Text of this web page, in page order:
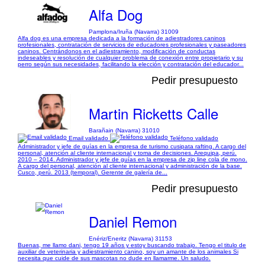
Alfa Dog
Pamplona/Iruña (Navarra) 31009
Alfa dog es una empresa dedicada a la formación de adiestradores caninos
profesionales, contratación de servicios de educadores profesionales y paseadores
caninos. Centrándonos en el adiestramiento, modificación de conductas
indeseables y resolución de cualquier problema de conexión entre propietario y su
perro según sus necesidades, facilitando la elección y contratación del educador...
Pedir presupuesto
Martin Ricketts Calle
Barañain (Navarra) 31010
Email validado
Teléfono validado
Administrador y jefe de guías en la empresa de turismo cusipata rafting. A cargo del
personal, atención al cliente internacional y toma de decisiones. Arequipa, perú.
2010 – 2014. Administrador y jefe de guías en la empresa de zip line cola de mono.
A cargo del personal, atención al cliente internacional y administración de la base.
Cusco, perú. 2013 (temporal). Gerente de galería de...
Pedir presupuesto
Daniel Remon
Enériz/Eneritz (Navarra) 31153
Buenas, me llamo dani, tengo 19 años y estoy buscando trabajo. Tengo el titulo de
auxiliar de veterinaria y adiestramiento canino, soy un amante de los animales Si
necesita que cuide de sus mascotas no dude en llamarme. Un saludo.